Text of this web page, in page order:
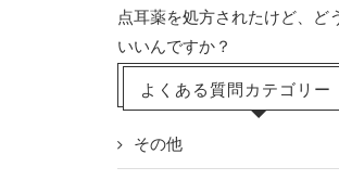
点耳薬を処方されたけど、ど
いいんですか？
よくある質問カテゴリー
その他